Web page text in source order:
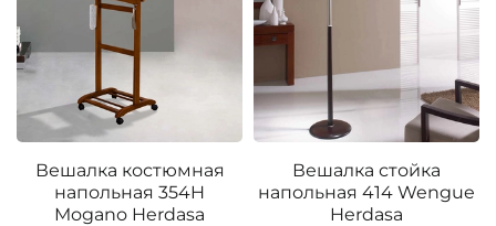
Вешалка костюмная
напольная 354H
Mogano Herdasa
Вешалка стойка
напольная 414 Wengue
Herdasa